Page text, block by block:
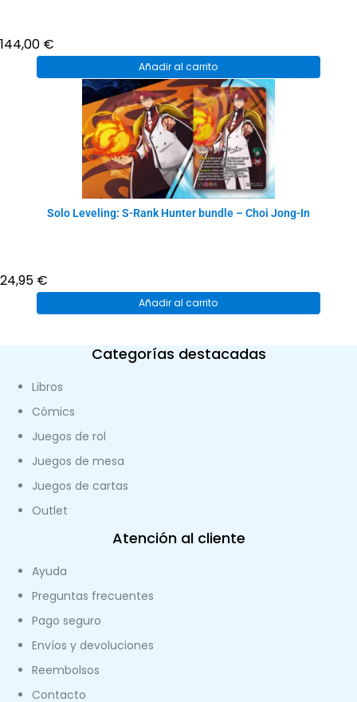
144,00 €
Añadir al carrito
Solo Leveling: S-Rank Hunter bundle – Choi Jong-In
24,95 €
Añadir al carrito
Categorías destacadas
Libros
Cómics
Juegos de rol
Juegos de mesa
Juegos de cartas
Outlet
Atención al cliente
Ayuda
Preguntas frecuentes
Pago seguro
Envíos y devoluciones
Reembolsos
Contacto